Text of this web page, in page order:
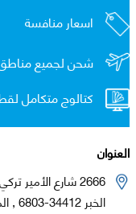
اسعار منافسة
شحن لجميع مناطق
كتالوج متكامل
العنوان
2666 شارع الأمير تركي – الكورنيش , وحدة رقم 102
الخبر 34412-6803 , المملكة العربية السعودية